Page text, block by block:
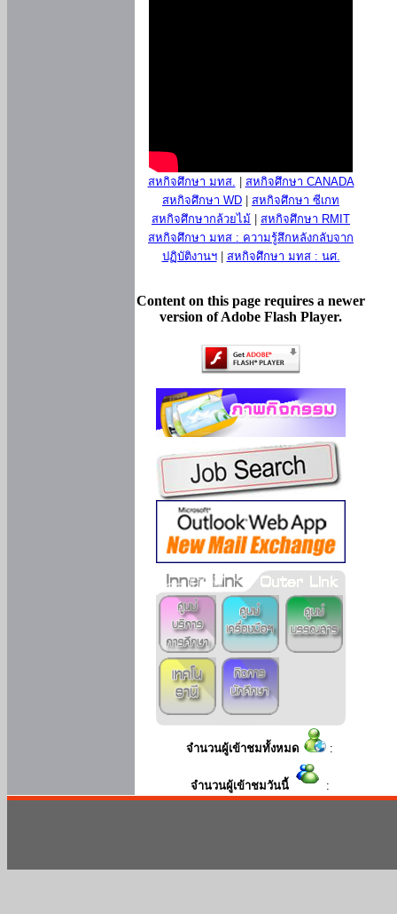
สหกิจศึกษา มทส.
สหกิจศึกษา CANADA
สหกิจศึกษา WD
สหกิจศึกษา ซีเกท
สหกิจศึกษากล้วยไม้
สหกิจศึกษา RMIT
สหกิจศึกษา มทส : ความรู้สึกหลังกลับจาก
ปฏิบัติงานฯ| สหกิจศึกษา มทส : นศ.
Content on this page requires a newer
version of Adobe Flash Player.
จำนวนผู้เข้าชมทั้งหมด :
จำนวนผู้เข้าชมวันนี้ :